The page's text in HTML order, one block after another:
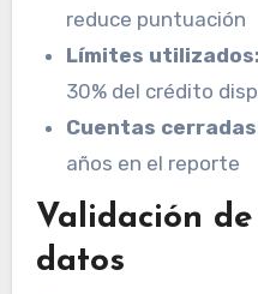
reduce puntuación
Límites utilizados:
30% del crédito
Cuentas
años en el reporte
Validación
datos